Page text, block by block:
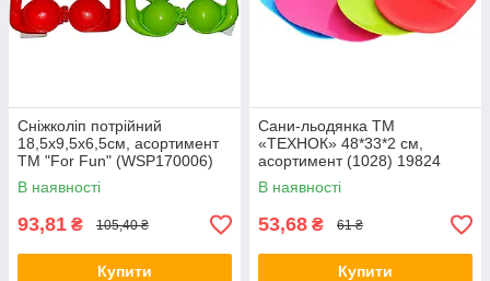
Сніжколіп потрійний
18,5х9,5х6,5см, асортимент
ТМ "For Fun" (WSP170006)
38315
В наявності
93,81 ₴ 105,40 ₴
Купити
Сани-льодянка ТМ
«ТЕХНОК» 48*33*2 см,
асортимент (1028) 19824
В наявності
53,68 ₴ 61 ₴
Купити